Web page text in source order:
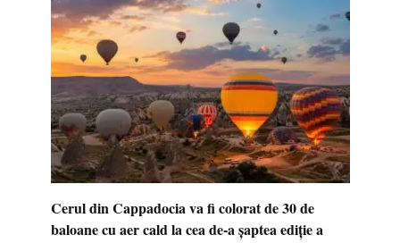
Cerul din Cappadocia va fi colorat de 30 de
baloane cu aer cald la cea de-a șaptea ediție a